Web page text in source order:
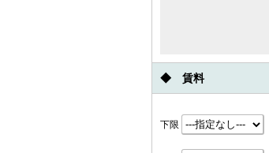
◆ 賃料
下限